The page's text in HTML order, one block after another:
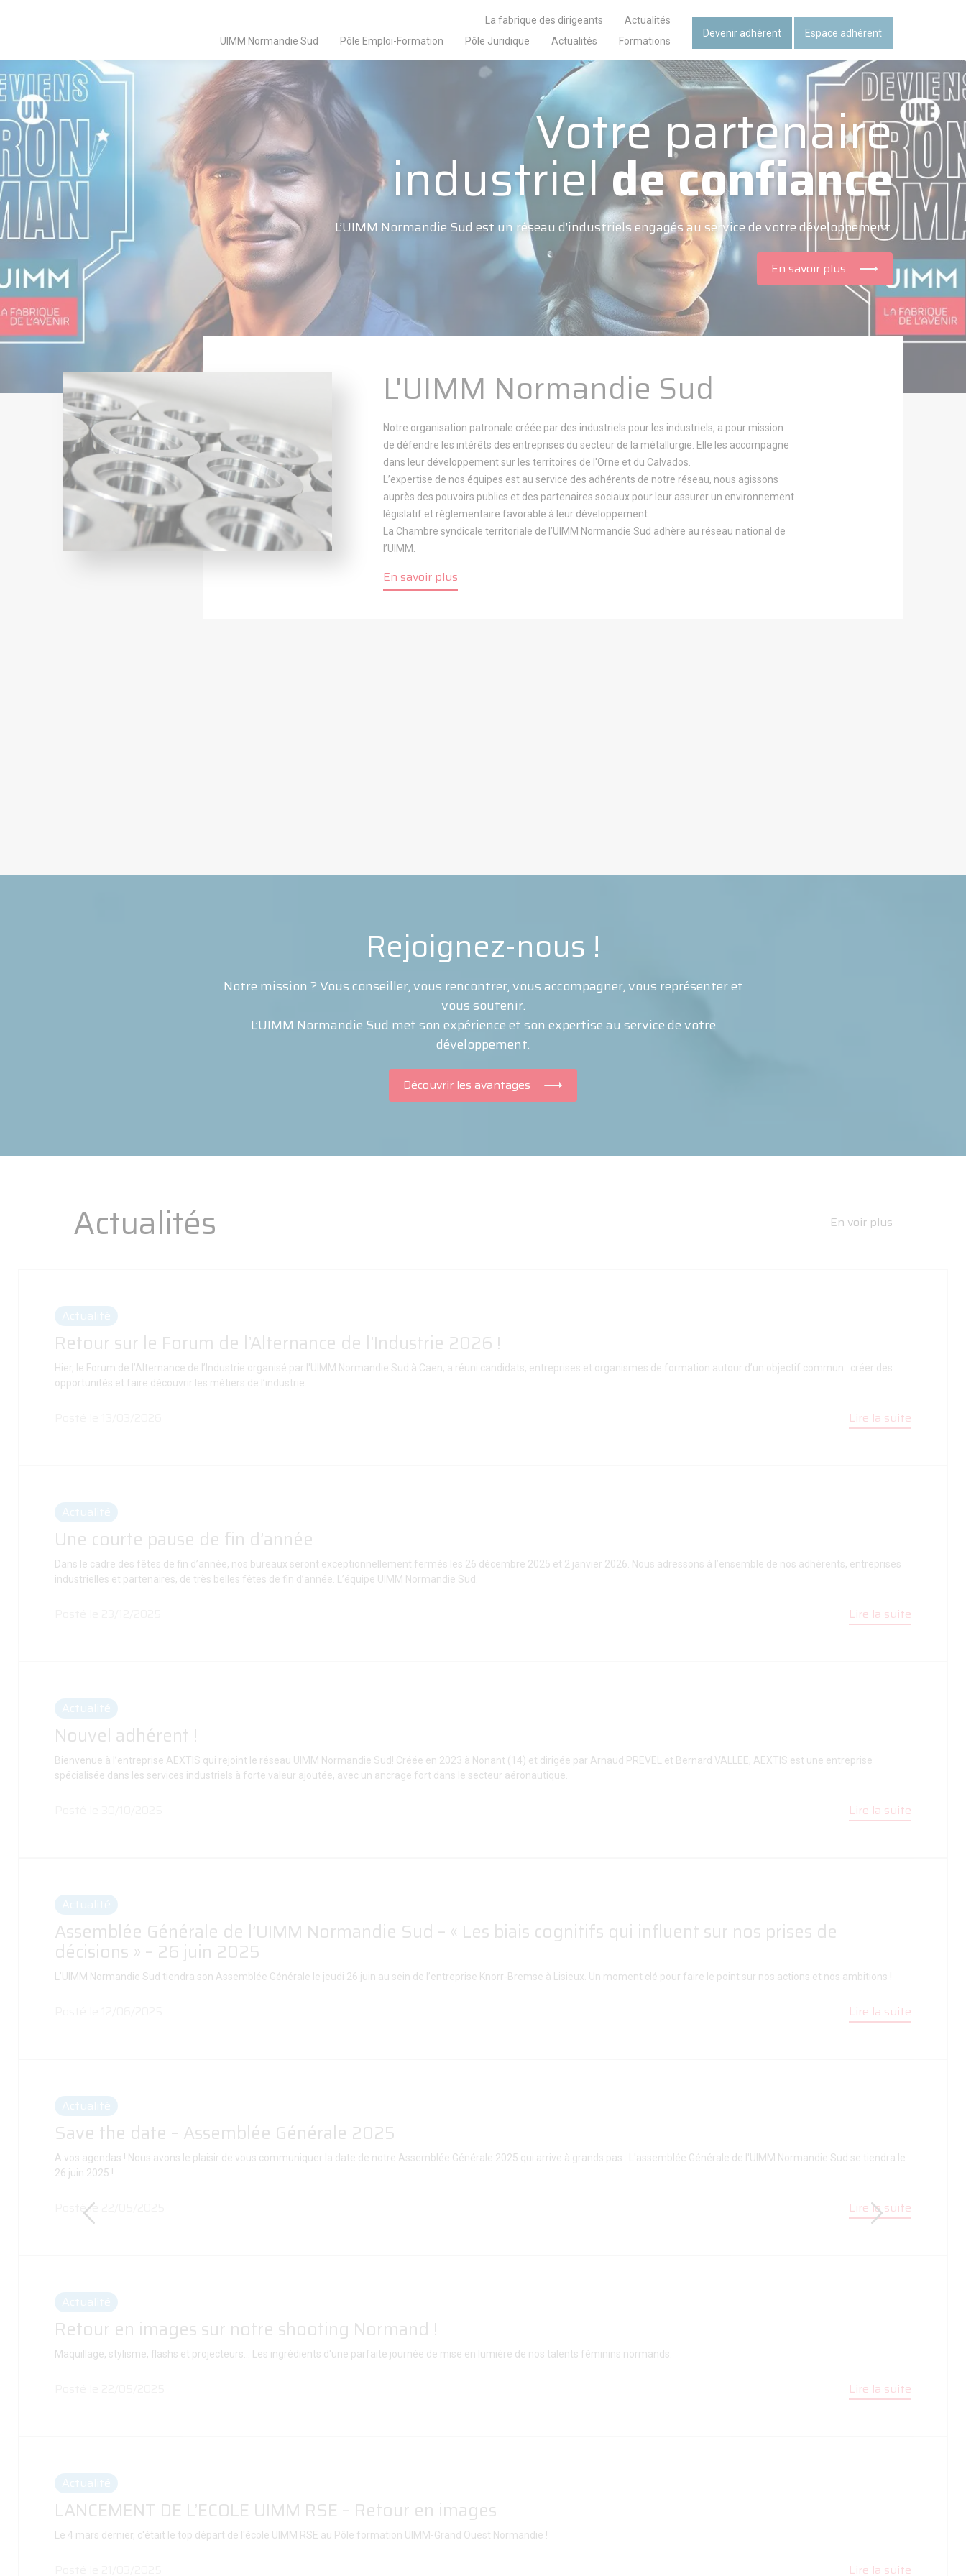
La fabrique des dirigeants
Actualités
UIMM Normandie Sud
Pôle Emploi-Formation Pôle Juridique Actualités Formations
Devenir adhérent Espace adhérent
Votre partenaire
industrielde confiance
L’UIMM Normandie Sud est un réseau d’industriels engagés au service de votre développement.
En savoir plus
L'UIMM Normandie Sud
Notre organisation patronale créée par des industriels pour les industriels, a pour mission
de défendre les intérêts des entreprises du secteur de la métallurgie. Elle les accompagne
dans leur développement sur les territoires de l'Orne et du Calvados.
L’expertise de nos équipes est au service des adhérents de notre réseau, nous agissons
auprès des pouvoirs publics et des partenaires sociaux pour leur assurer un environnement
législatif et règlementaire favorable à leur développement.
La Chambre syndicale territoriale de l’UIMM Normandie Sud adhère au réseau national de
l’UIMM.
En savoir plus
Rejoignez-nous !
Notre mission ? Vous conseiller, vous rencontrer, vous accompagner, vous représenter et
vous soutenir.
L’UIMM Normandie Sud met son expérience et son expertise au service de votre
développement.
Découvrir les avantages
Actualités En voir plus
Retour sur le Forum de l’Alternance de l’Industrie 2026 !
Hier, le Forum de l’Alternance de l’Industrie organisé par l'UIMM Normandie Sud à Caen, a réuni candidats, entreprises et organismes de formation autour d’un objectif commun : créer des
opportunités et faire découvrir les métiers de l’industrie.
Lire la suite
Une courte pause de fin d’année
Dans le cadre des fêtes de fin d’année, nos bureaux seront exceptionnellement fermés les 26 décembre 2025 et 2 janvier 2026. Nous adressons à l’ensemble de nos adhérents, entreprises
industrielles et partenaires, de très belles fêtes de fin d’année. L’équipe UIMM Normandie Sud.
Lire la suite
Nouvel adhérent !
Bienvenue à l’entreprise AEXTIS qui rejoint le réseau UIMM Normandie Sud! Créée en 2023 à Nonant (14) et dirigée par Arnaud PREVEL et Bernard VALLEE, AEXTIS est une entreprise
spécialisée dans les services industriels à forte valeur ajoutée, avec un ancrage fort dans le secteur aéronautique.
Lire la suite
Assemblée Générale de l’UIMM Normandie Sud – « Les biais cognitifs qui influent sur nos prises de
décisions » – 26 juin 2025
L’UIMM Normandie Sud tiendra son Assemblée Générale le jeudi 26 juin au sein de l’entreprise Knorr-Bremse à Lisieux. Un moment clé pour faire le point sur nos actions et nos ambitions !
Lire la suite
Save the date – Assemblée Générale 2025
A vos agendas ! Nous avons le plaisir de vous communiquer la date de notre Assemblée Générale 2025 qui arrive à grands pas : L'assemblée Générale de l'UIMM Normandie Sud se tiendra le
26 juin 2025 !
Posté le 22/05/2025 Lire la suite
Retour en images sur notre shooting Normand !
Maquillage, stylisme, flashs et projecteurs... Les ingrédients d'une parfaite journée de mise en lumière de nos talents féminins normands.
Lire la suite
LANCEMENT DE L’ECOLE UIMM RSE – Retour en images
Le 4 mars dernier, c'était le top départ de l'école UIMM RSE au Pôle formation UIMM-Grand Ouest Normandie !
Lire la suite